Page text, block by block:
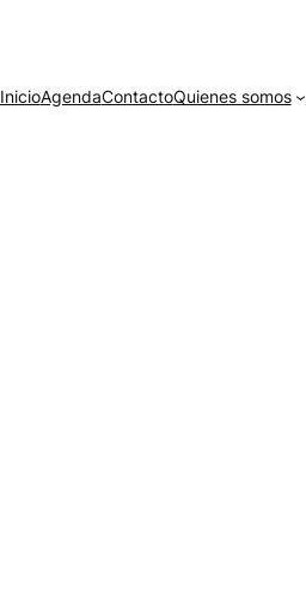
InicioAgendaContactoQuienes somos